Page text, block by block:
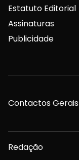
Estatuto Editorial
Assinaturas
Publicidade
Contactos Gerais
Redação